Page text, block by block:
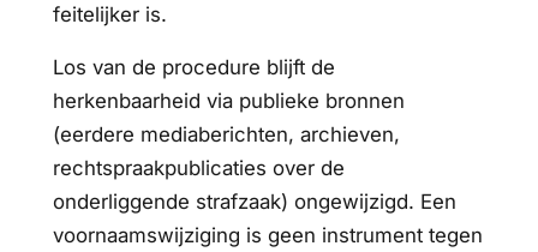
feitelijker is.
Los van de procedure blijft de
herkenbaarheid via publieke bronnen
(eerdere mediaberichten, archieven,
rechtspraakpublicaties over de
onderliggende strafzaak) ongewijzigd. Een
voornaamswijziging is geen instrument tegen